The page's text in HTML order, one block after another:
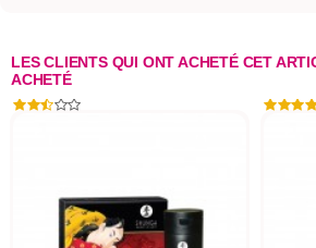
LES CLIENTS QUI ONT ACHETÉ CET
ACHETÉ